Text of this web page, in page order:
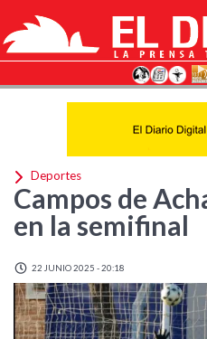
Deportes
Campos de
en la semifinal
22 JUNIO 2025 - 20:18